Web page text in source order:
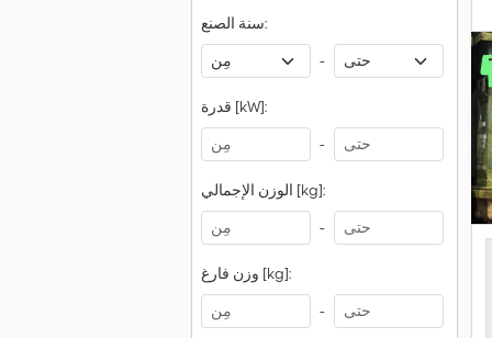
سنة الصنع:
-
قدرة [kW]:
-
الوزن الإجمالي [kg]:
-
وزن فارغ [kg]:
-